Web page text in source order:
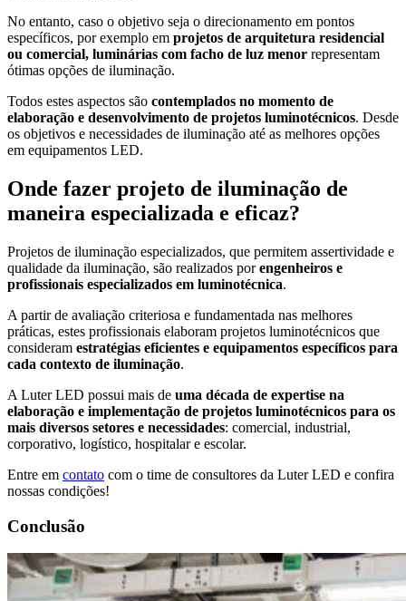
No entanto, caso o objetivo seja o direcionamento em pontos
específicos, por exemplo em projetos de arquitetura residencial
ou comercial, luminárias com facho de luz menor representam
ótimas opções de iluminação.
Todos estes aspectos são contemplados no momento de
elaboração e desenvolvimento de projetos luminotécnicos. Desde
os objetivos e necessidades de iluminação até as melhores opções
em equipamentos LED.
Onde fazer projeto de iluminação de
maneira especializada e eficaz?
Projetos de iluminação especializados, que permitem assertividade e
qualidade da iluminação, são realizados porengenheiros e
profissionais especializados em luminotécnica.
A partir de avaliação criteriosa e fundamentada nas melhores
práticas, estes profissionais elaboram projetos luminotécnicos que
consideram estratégias eficientes e equipamentos específicos para
cada contexto de iluminação.
A Luter LED possui mais de uma década de expertise na
elaboração e implementação de projetos luminotécnicos para os
mais diversos setores e necessidades: comercial, industrial,
corporativo, logístico, hospitalar e escolar.
Entre em contato com o time de consultores da Luter LED e confira
nossas condições!
Conclusão